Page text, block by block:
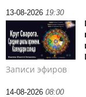
13-08-2026 19:30
Записи эфиров
14-08-2026 08:00